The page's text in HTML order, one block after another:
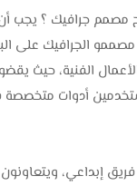
جرافيك ؟ يجب
الجرافيك على
الفنية، حيث
أدوات متخصصة
إبداعي،